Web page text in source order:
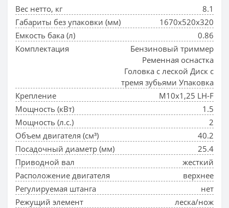
Вес нетто, кг
8.1
Габариты без упаковки (мм)
1670х520х320
Емкость бака (л)
0.86
Комплектация
Бензиновый триммер
Ременная оснастка
Головка с леской Диск с
тремя зубьями Упаковка
Крепление
М10х1,25 LH-F
Мощность (кВт)
1.5
Мощность (л.с.)
2
Объем двигателя (см³)
40.2
Посадочный диаметр (мм)
25.4
Приводной вал
жесткий
Расположение двигателя
верхнее
Регулируемая штанга
нет
Режущий элемент
леска/нож